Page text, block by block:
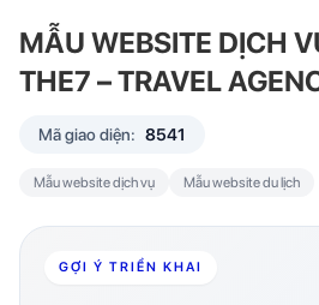
MẪU WEBSITE DỊCH
THE7 – TRAVEL
Mã giao diện: 8541
Mẫu website dịch vụ Mẫu website du lịch
GỢI Ý TRIỂN KHAI